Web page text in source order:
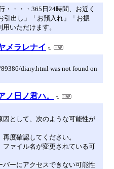
・・・・365日24時間、お近く
引出し」「お預入れ」「お振
いただけます。
メラレナイ
diary.html was not found on
ノ日ノ君ハ。
因として、次のような可能性が
度確認してください。
ファイル名が変更されている可
ーにアクセスできない可能性